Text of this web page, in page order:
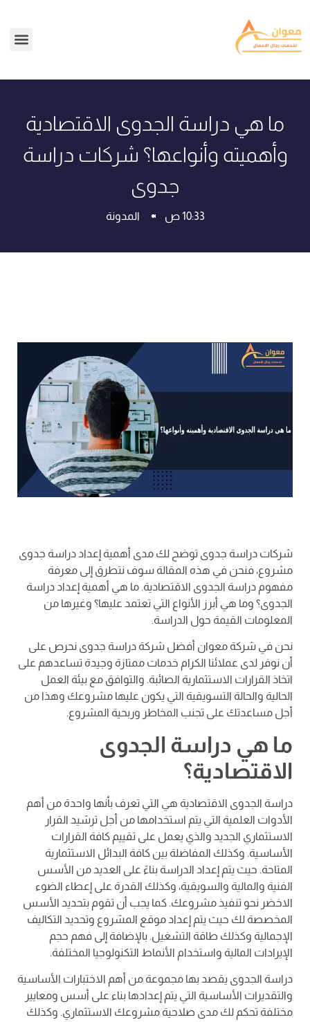
ما هي دراسة الجدوى الاقتصادية
وأهميته وأنواعها؟ شركات دراسة
جدوى
10:33 ص المدونة
شركات دراسة جدوى توضح لك مدى أهمية إعداد دراسة جدوى
مشروع، فنحن في هذه المقالة سوف نتطرق إلى معرفة
مفهوم دراسة الجدوى الاقتصادية. ما هي أهمية إعداد دراسة
الجدوى؟ وما هي أبرز الأنواع التي تعتمد عليها؟ وغيرها من
المعلومات القيمة حول الدراسة.
نحن في شركة معوان أفضل شركة دراسة جدوى نحرص على
أن نوفر لدى عملائنا الكرام خدمات ممتازة وجيدة تساعدهم على
اتخاذ القرارات الاستثمارية الصائبة. والتوافق مع بيئة العمل
الحالية والحالة التسويقية التي يكون عليها مشروعك وهذا من
أجل مساعدتك على تجنب المخاطر وربحية المشروع.
ما هي دراسة الجدوى
الاقتصادية؟
دراسة الجدوى الاقتصادية هي التي تعرف بأنها واحدة من أهم
الأدوات العلمية التي يتم استخدامها من أجل ترشيد القرار
الاستثماري الجديد والذي يعمل على تقييم كافة القرارات
الأساسية. وكذلك المفاضلة بين كافة البدائل الاستثمارية
المتاحة. حيث يتم إعداد الدراسة بناءً على العديد من الأسس
الفنية والمالية والسويقية، وكذلك القدرة على إعطاء الضوء
الاخضر نحو تنفيذ مشروعك. كما يجب أن تقوم بتحديد الأسس
المخصصة لك حيث يتم إعداد موقع المشروع وتحديد التكاليف
الإجمالية وكذلك طاقة التشغيل. بالإضافة إلى فهم حجم
الإيرادات المالية واستخدام الأنماط التكنولوجيا المختلفة.
دراسة الجدوى يقصد بها مجموعة من أهم الاختبارات الأساسية
والتقديرات الأساسية التي يتم إعدادها بناء على أسس ومعايير
مختلفة تحكم لك مدى صلاحية مشروعك الاستثماري. وكذلك